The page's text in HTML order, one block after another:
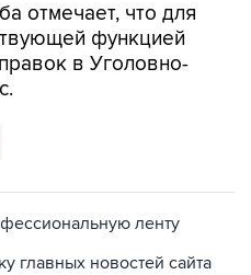
отмечает, что для
функцией
в Уголовно-
ленту
главных новостей сайта